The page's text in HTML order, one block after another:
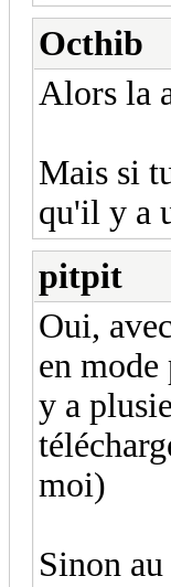
Octhib
Alors la
Mais si
qu'il y a
pitpit
Oui,
en
y a
moi)
Sinon